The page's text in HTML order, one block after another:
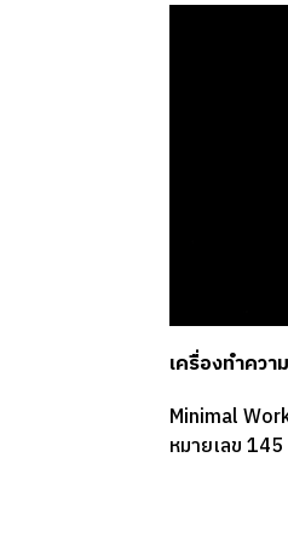
เครื่องทำคว
Minimal
หมายเลข